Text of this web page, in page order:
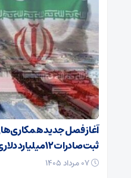
آغاز فصل جدید
ثبت صادرات ۱۲ میلیارد دلاری